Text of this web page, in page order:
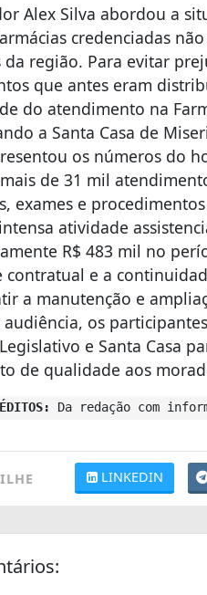
Alex Silva abordou a
credenciadas
região. Para evitar
que antes eram
do atendimento na
a Santa Casa de
os números do
de 31 mil
exames e
atividade
R$ 483 mil no
contratual e a
a manutenção e
os
e Santa Casa
de qualidade aos
Da redação com
LINKEDIN